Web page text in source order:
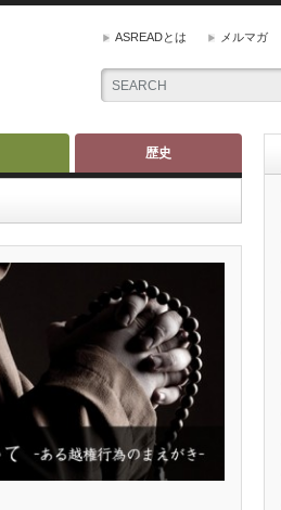
ASREADとは メルマガ
歴史